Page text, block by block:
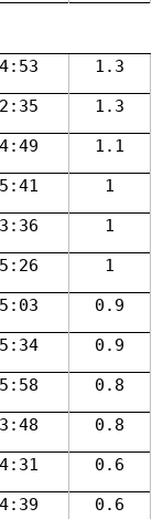
1.3
1.3
1.1
1
1
1
0.9
0.9
0.8
0.8
0.6
0.6